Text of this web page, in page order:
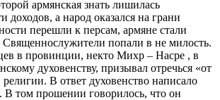
армянская знать лишилась
доходов, а народ оказался на грани
перешли к персам, армяне стали
Священнослужители попали в не милость.
в провинции, некто Михр – Насре , в
духовенству, призывал отречься «от
В ответ духовенство написало
В том прошении говорилось, что он